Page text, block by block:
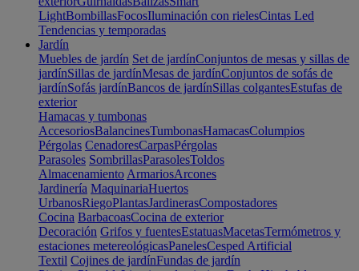
LightBombillasFocosIluminación con rielesCintas Led
Tendencias y temporadas
Jardín
Muebles de jardín Set de jardínConjuntos de mesas y sillas de
jardínSillas de jardínMesas de jardínConjuntos de sofás de
jardínSofás jardínBancos de jardínSillas colgantesEstufas de
exterior
Hamacas y tumbonas
AccesoriosBalancinesTumbonasHamacasColumpios
Pérgolas CenadoresCarpasPérgolas
Parasoles SombrillasParasolesToldos
Almacenamiento ArmariosArcones
Jardinería MaquinariaHuertos
UrbanosRiegoPlantasJardinerasCompostadores
Cocina BarbacoasCocina de exterior
Decoración Grifos y fuentesEstatuasMacetasTermómetros y
estaciones metereológicasPanelesCesped Artificial
Textil Cojines de jardínFundas de jardín